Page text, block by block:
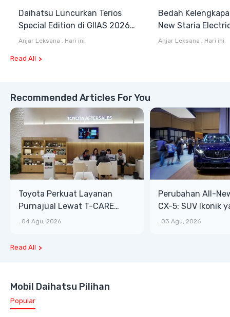
Daihatsu Luncurkan Terios
Special Edition di GIIAS 2026,
Stok Terbatas
Anjar Leksana Hari ini
Bedah
New Staria
Hybrid yang
Anjar Leksana Hari ini
Read All
Recommended Articles For You
Toyota Perkuat Layanan
Purnajual Lewat T-CARE
XTRA, Manfaat Lebih Besar
04 Agu, 2026
Perubahan All-
CX-5: SUV Ikonik
Bongsor, Mewah,
03 Agu, 2026
Read All
Mobil Daihatsu Pilihan
Popular